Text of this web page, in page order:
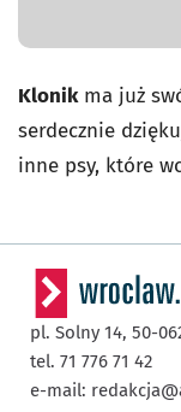
Klonikma już
serdecznie
inne psy, które
pl. Solny 14, 50-
tel. 71 776 71 42
e-mail: